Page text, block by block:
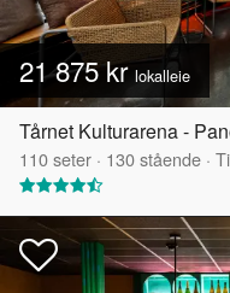
21 875 krlokalleie
Tårnet Kulturarena -
110seter · 130stående ·